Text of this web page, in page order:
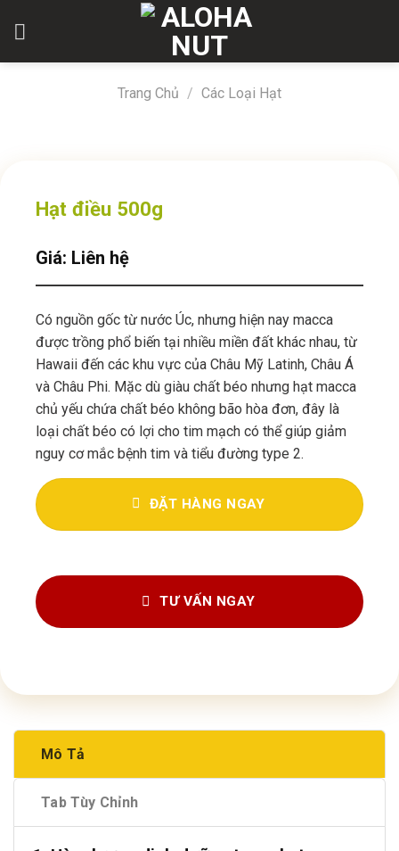
Trang Chủ / Các Loại Hạt
Hạt điều 500g
Giá: Liên hệ
Có nguồn gốc từ nước Úc, nhưng hiện nay macca
được trồng phổ biến tại nhiều miền đất khác nhau, từ
Hawaii đến các khu vực của Châu Mỹ Latinh, Châu Á
và Châu Phi. Mặc dù giàu chất béo nhưng hạt macca
chủ yếu chứa chất béo không bão hòa đơn, đây là
loại chất béo có lợi cho tim mạch có thể giúp giảm
nguy cơ mắc bệnh tim và tiểu đường type 2.
ĐẶT HÀNG NGAY
TƯ VẤN NGAY
Mô Tả
Tab Tùy Chỉnh